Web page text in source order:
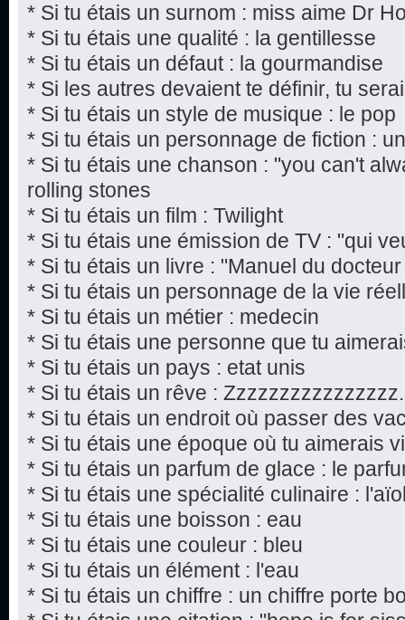
* Si tu étais un surnom : miss aime Dr
* Si tu étais une qualité : la gentillesse
* Si tu étais un défaut : la gourmandise
* Si les autres devaient te définir, tu
* Si tu étais un style de musique : le pop
* Si tu étais un personnage de fiction :
* Si tu étais une chanson : "you can't
rolling stones
* Si tu étais un film : Twilight
* Si tu étais une émission de TV : "qui
* Si tu étais un livre : "Manuel du
* Si tu étais un personnage de la vie
* Si tu étais un métier : medecin
* Si tu étais une personne que tu
* Si tu étais un pays : etat unis
* Si tu étais un rêve :
* Si tu étais un endroit où passer des
* Si tu étais une époque où tu aimerais
* Si tu étais un parfum de glace : le
* Si tu étais une spécialité culinaire :
* Si tu étais une boisson : eau
* Si tu étais une couleur : bleu
* Si tu étais un élément : l'eau
* Si tu étais un chiffre : un chiffre porte